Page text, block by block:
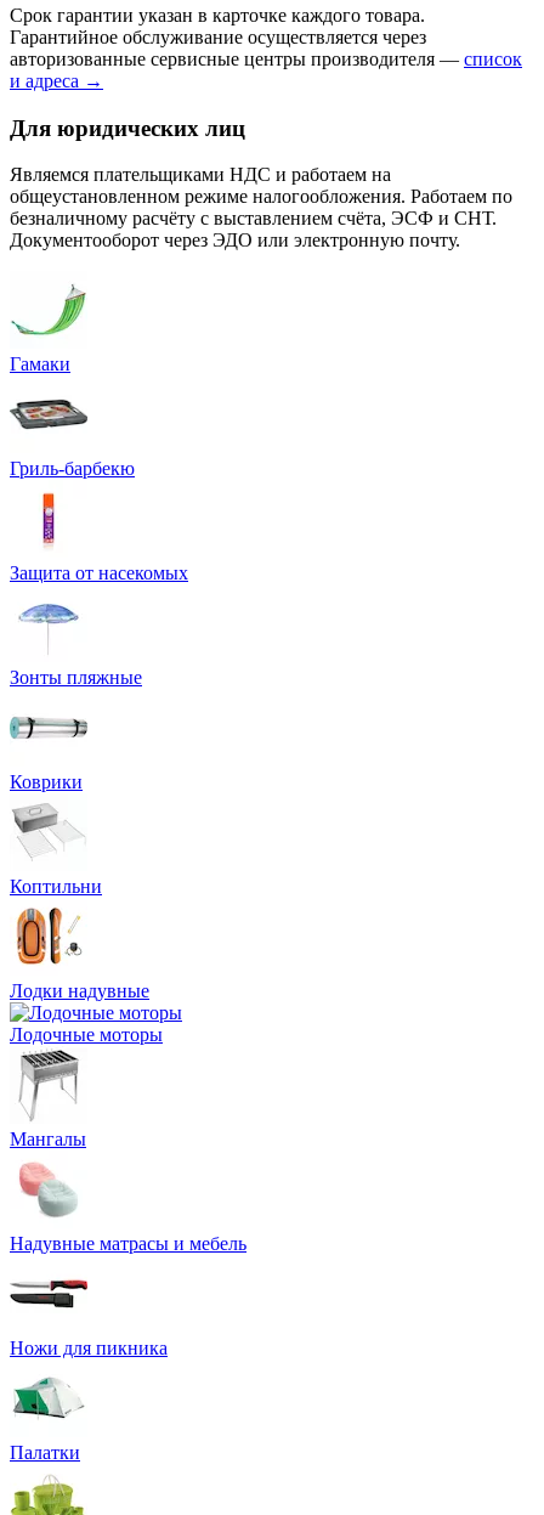
Срок гарантии указан в карточке каждого товара.
Гарантийное обслуживание осуществляется через
авторизованные сервисные центры производителя — список
и адреса →
Для юридических лиц
Являемся плательщиками НДС и работаем на
общеустановленном режиме налогообложения. Работаем по
безналичному расчёту с выставлением счёта, ЭСФ и СНТ.
Документооборот через ЭДО или электронную почту.
Гамаки
Гриль-барбекю
Защита от насекомых
Зонты пляжные
Коврики
Коптильни
Лодки надувные
Лодочные моторы
Мангалы
Надувные матрасы и мебель
Ножи для пикника
Палатки